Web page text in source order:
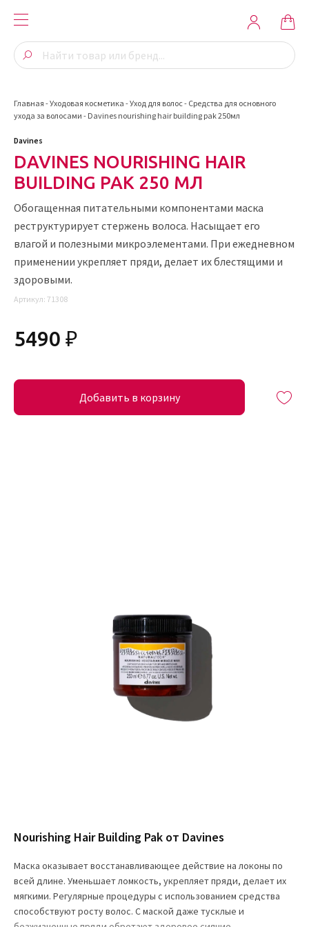
Главная -Уходовая косметика -Уход для волос- Средства для основного
ухода за волосами - Davines nourishing hair building pak 250мл
Nourishing Hair Building Pak от Davines
Маска оказывает восстанавливающее действие на локоны по
всей длине. Уменьшает ломкость, укрепляет пряди, делает их
мягкими. Регулярные процедуры с использованием средства
способствуют росту волос. С маской даже тусклые и
Davines
DAVINES NOURISHING HAIR
BUILDING PAK 250 МЛ
Обогащенная питательными компонентами маска
реструктурирует стержень волоса. Насыщает его
влагой и полезными микроэлементами. При ежедневном
применении укрепляет пряди, делает их блестящими и
здоровыми.
Артикул: 71308
5490 ₽
Добавить в корзину